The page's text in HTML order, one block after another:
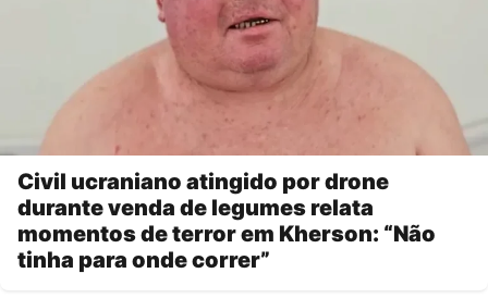
Civil ucraniano atingido por drone
durante venda de legumes relata
momentos de terror em Kherson: “Não
tinha para onde correr”